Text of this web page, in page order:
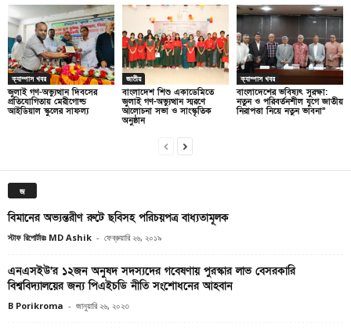
ক্যাম্পাস খবর
জুলাই গণ-অভ্যুত্থান দিবসের
প্রতিযোগিতায় মেরীগোল্ড
আইডিয়াল স্কুলের সাফল্য
জাতীয়
বাংলাদেশ শিশু একাডেমিতে
জুলাই গণ-অভ্যুত্থান স্মরণে
আলোচনা সভা ও সাংস্কৃতিক
অনুষ্ঠান
ক্যাম্পাস খবর
বাংলাদেশের ভবিষ্যৎ সুরক্ষা:
নতুন ও পরিবর্তনশীল যুগে জাতীয়
নিরাপত্তা নিয়ে নতুন ভাবনা”
জ
বিমানের অভ্যন্তরীণ রুটে ছবিসহ পরিচয়পত্র বাধ্যতামূলক
স্টাফ রিপোর্টারঃ MD Ashik - ফেব্রুয়ারি ২৬, ২০১৯
এনএসইউ’র ১২জন অনুষদ সদস্যদের গবেষণায় পুরস্কার লাভ বেসরকারি
বিশ্ববিদ্যালয়ের জন্য পিএইচডি নীতি সংশোধনের আহবান
B Porikroma - জানুয়ারি ২৬, ২০২৩